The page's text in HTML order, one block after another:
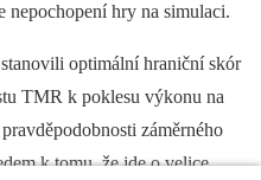
hry na simulaci.
optimální hraniční skór
TMR k poklesu výkonu na
záměrného
k tomu, že jde o velice